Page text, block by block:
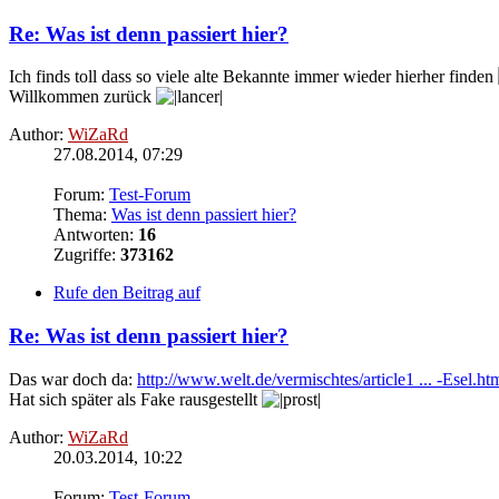
Re: Was ist denn passiert hier?
Ich finds toll dass so viele alte Bekannte immer wieder hierher finden
Willkommen zurück
Author: WiZaRd
27.08.2014, 07:29
Forum: Test-Forum
Thema: Was ist denn passiert hier?
Antworten: 16
Zugriffe: 373162
Rufe den Beitrag auf
Re: Was ist denn passiert hier?
Das war doch da: http://www.welt.de/vermischtes/article1 ... -
Hat sich später als Fake rausgestellt
Author: WiZaRd
20.03.2014, 10:22